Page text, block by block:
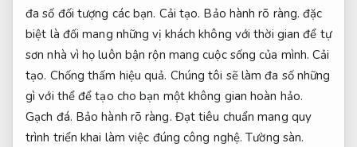
đa số đối tượng các bạn. Cải tạo. Bảo hành rõ ràng. đặc
biệt là đối mang những vị khách không với thời gian để tự
sơn nhà vì họ luôn bận rộn mang cuộc sống của mình.Cải
tạo. Chống thấm hiệu quả. Chúng tôi sẽ làm đa số những
gì với thể để tạo cho bạn một không gian hoàn hảo.
Gạch đá. Bảo hành rõ ràng. Đạt tiêu chuẩn mang quy
trình triển khai làm việc đúng công nghệ.Tường sàn.